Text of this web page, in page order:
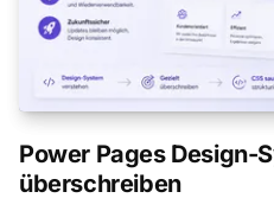
Power Pages Design-
überschreiben